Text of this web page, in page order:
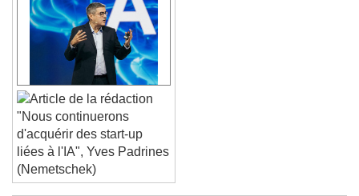
Font Family
Reset
Done
Close Modal Dialog
End of dialog window.
"Nous continuerons
d'acquérir des start-up
liées à l'IA", Yves Padrines
(Nemetschek)